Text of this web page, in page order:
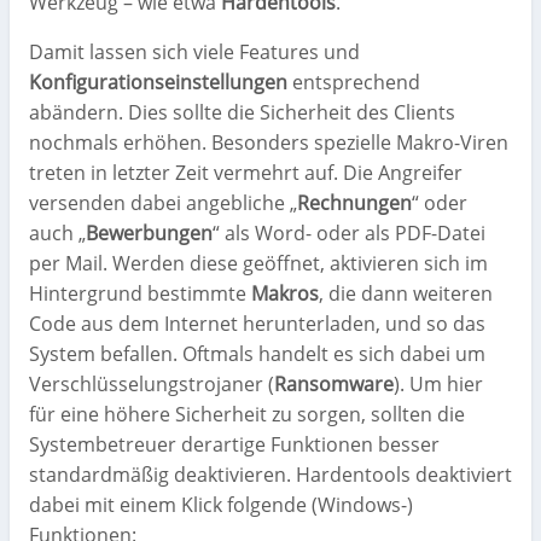
Damit lassen sich viele Features und
Konfigurationseinstellungen entsprechend
abändern. Dies sollte die Sicherheit des Clients
nochmals erhöhen. Besonders spezielle Makro-Viren
treten in letzter Zeit vermehrt auf. Die Angreifer
versenden dabei angebliche „Rechnungen“ oder
auch „Bewerbungen“ als Word- oder als PDF-Datei
per Mail. Werden diese geöffnet, aktivieren sich im
Hintergrund bestimmte Makros, die dann weiteren
Code aus dem Internet herunterladen, und so das
System befallen. Oftmals handelt es sich dabei um
Verschlüsselungstrojaner (Ransomware). Um hier
für eine höhere Sicherheit zu sorgen, sollten die
Systembetreuer derartige Funktionen besser
standardmäßig deaktivieren. Hardentools deaktiviert
dabei mit einem Klick folgende (Windows-)
Funktionen: